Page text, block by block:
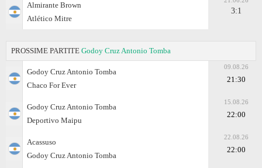
Almirante Brown
Atlético Mitre
3:1
PROSSIME PARTITE Godoy Cruz Antonio Tomba
Godoy Cruz Antonio Tomba
Chaco For Ever
09.08.26
21:30
Godoy Cruz Antonio Tomba
Deportivo Maipu
15.08.26
22:00
Acassuso
Godoy Cruz Antonio Tomba
22.08.26
22:00